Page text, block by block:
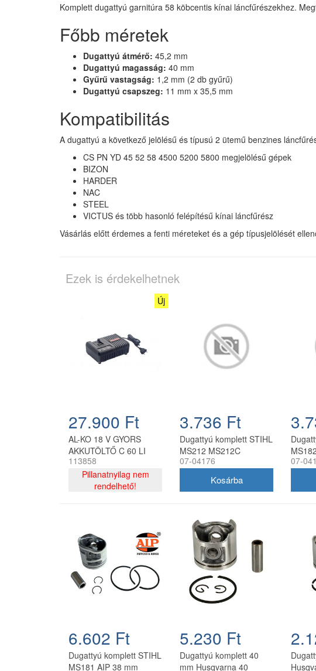
Komplett dugattyú garnitúra 58 köbcentis kínai láncfűrészekhez.
Főbb méretek
Dugattyú átmérő: 45,2 mm
Dugattyú magasság: 40 mm
Gyűrű vastagság: 1,2 mm (2 db gyűrű)
Dugattyú csapszeg: 11 mm x 35,5 mm
Kompatibilitás
A dugattyú a következő jelölésű és típusú 2 ütemű benzines
CS PN YD 45 52 58 4500 5200 5800 megjelölésű gépek
BIZON
HARDER
NAC
STEEL
VICTUS és több hasonló felépítésű kínai láncfűrész
Vásárlás előtt érdemes a fenti méreteket és a gép típusjelölését
Ezek is érdekelhetnek
Új
27.900 Ft
AL-KO 18 V GYORS
AKKUTÖLTŐ C 60 LI
KIFUTÓ TERMÉK
113858
Pillanatnyilag nem
rendelhető!
3.736 Ft
Dugattyú komplett STIHL
MS212 MS212C
Farmertec láncfűrészhez
07-04176 07-
6.602 Ft
Dugattyú komplett STIHL
MS181 AIP 38 mm
5.230 Ft
Dugattyú komplett 40
mm Husqvarna 40